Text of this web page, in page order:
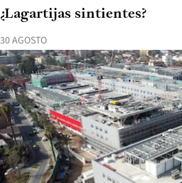
30 AGOSTO
¿Lagartijas sintientes?